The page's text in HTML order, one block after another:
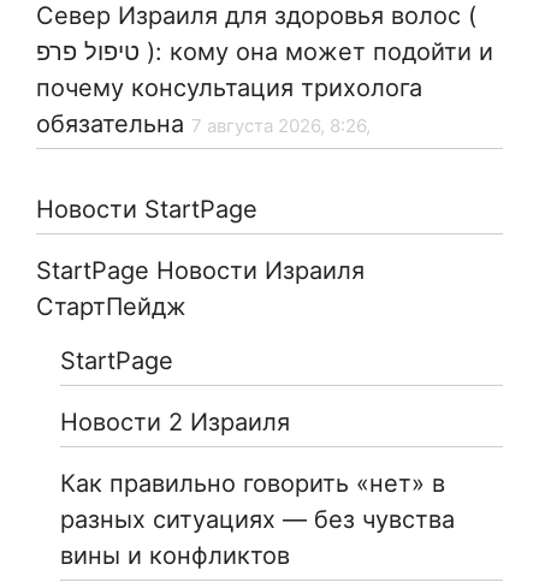
Север Израиля для здоровья волос (
טיפול פרפ ): кому она может подойти и
почему консультация трихолога
обязательна 7 августа 2026, 8:26,
Новости StartPage
StartPage Новости Израиля
СтартПейдж
StartPage
Новости 2 Израиля
Как правильно говорить «нет» в
разных ситуациях — без чувства
вины и конфликтов